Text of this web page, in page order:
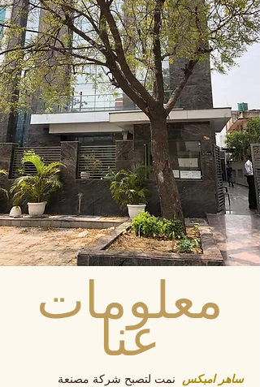
معلومات
عنا ساهر امبكس
نمت لتصبح شركة مصنعة